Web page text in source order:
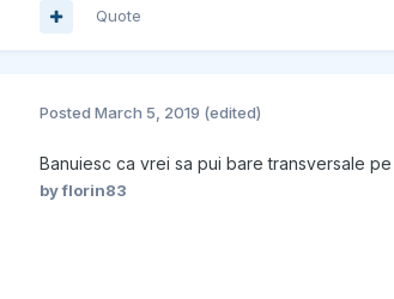
Quote
Posted March 5, 2019 (edited)
Banuiesc ca vrei sa pui bare transversale
by florin83